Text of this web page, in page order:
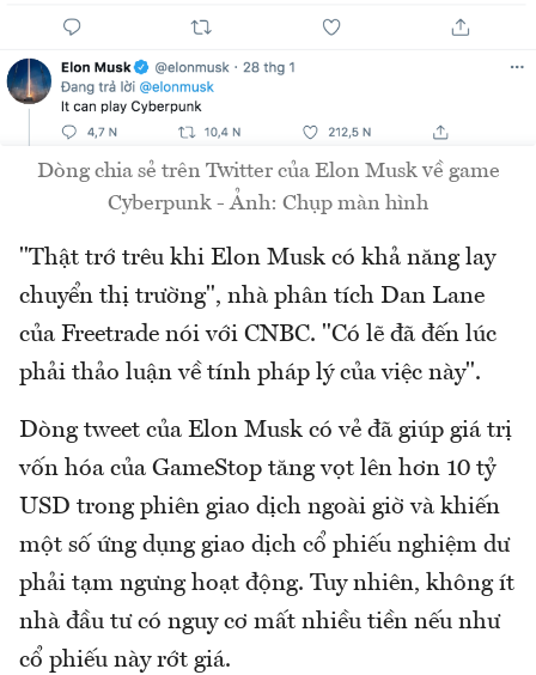
Dòng chia sẻ trên Twitter của Elon Musk về game
Cyberpunk - Ảnh: Chụp màn hình
"Thật trớ trêu khi Elon Musk có khả năng lay
chuyển thị trường", nhà phân tích Dan Lane
của Freetrade nói với CNBC. "Có lẽ đã đến lúc
phải thảo luận về tính pháp lý của việc này".
Dòng tweet của Elon Musk có vẻ đã giúp giá trị
vốn hóa của GameStop tăng vọt lên hơn 10 tỷ
USD trong phiên giao dịch ngoài giờ và khiến
một số ứng dụng giao dịch cổ phiếu nghiệm dư
phải tạm ngưng hoạt động. Tuy nhiên, không ít
nhà đầu tư có nguy cơ mất nhiều tiền nếu như
cổ phiếu này rớt giá.